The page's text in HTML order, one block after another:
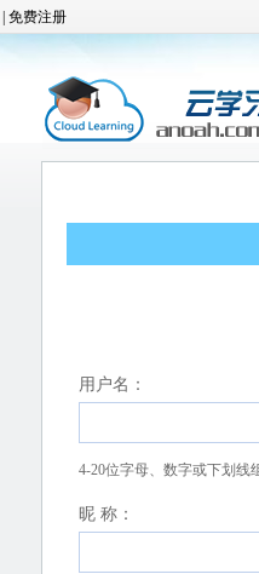
免费注册
用户名：
4-20位字母、数字或下划线
昵 称：